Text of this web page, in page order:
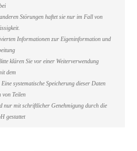
Störungen haftet sie nur im Fall von
Informationen zur Eigeninformation und
klären Sie vor einer Weiterverwendung
dem
systematische Speicherung dieser Daten
von Teilen
nur mit schriftlicher Genehmigung durch die
gestattet